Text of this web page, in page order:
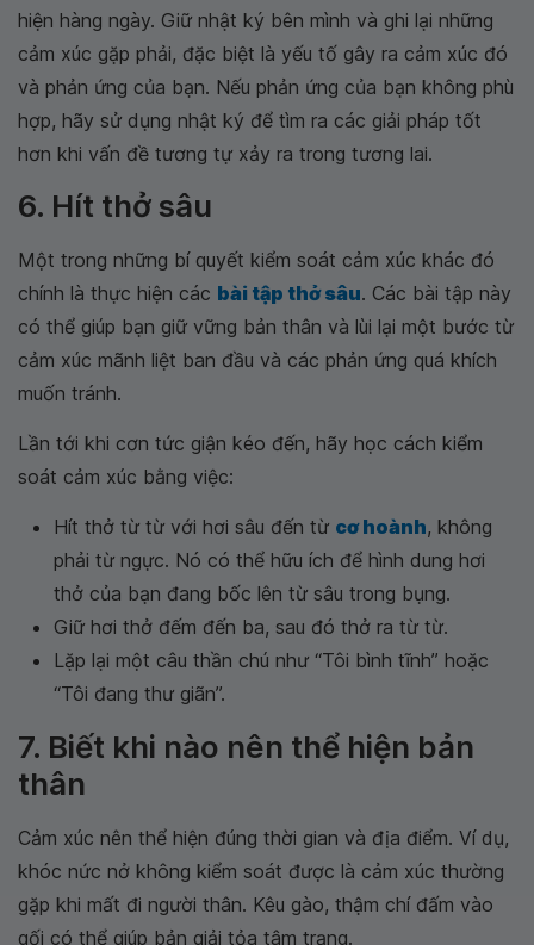
hiện hàng ngày. Giữ nhật ký bên mình và ghi lại những
cảm xúc gặp phải, đặc biệt là yếu tố gây ra cảm xúc đó
và phản ứng của bạn. Nếu phản ứng của bạn không phù
hợp, hãy sử dụng nhật ký để tìm ra các giải pháp tốt
hơn khi vấn đề tương tự xảy ra trong tương lai.
6. Hít thở sâu
Một trong những bí quyết kiểm soát cảm xúc khác đó
chính là thực hiện các bài tập thở sâu. Các bài tập này
có thể giúp bạn giữ vững bản thân và lùi lại một bước từ
cảm xúc mãnh liệt ban đầu và các phản ứng quá khích
muốn tránh.
Lần tới khi cơn tức giận kéo đến, hãy học cách kiểm
soát cảm xúc bằng việc:
Hít thở từ từ với hơi sâu đến từ cơ hoành, không
phải từ ngực. Nó có thể hữu ích để hình dung hơi
thở của bạn đang bốc lên từ sâu trong bụng.
Giữ hơi thở đếm đến ba, sau đó thở ra từ từ.
Lặp lại một câu thần chú như “Tôi bình tĩnh” hoặc
“Tôi đang thư giãn”.
7. Biết khi nào nên thể hiện bản
thân
Cảm xúc nên thể hiện đúng thời gian và địa điểm. Ví dụ,
khóc nức nở không kiểm soát được là cảm xúc thường
gặp khi mất đi người thân. Kêu gào, thậm chí đấm vào
gối có thể giúp bản giải tỏa tâm trạng.